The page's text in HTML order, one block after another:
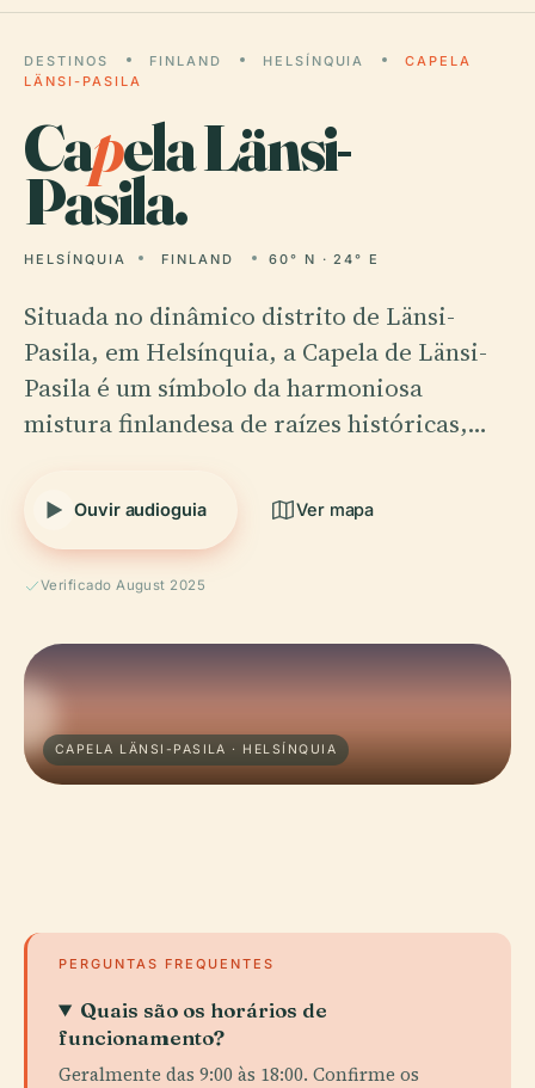
DESTINOS FINLAND HELSÍNQUIA
CAPELA
LÄNSI-PASILA
Capela Länsi-
Pasila.
HELSÍNQUIA FINLAND 60° N · 24° E
Situada no dinâmico distrito de Länsi-
Pasila, em Helsínquia, a Capela de Länsi-
Pasila é um símbolo da harmoniosa
mistura finlandesa de raízes históricas,…
Ouvir audioguia Ver mapa
Verificado August 2025
CAPELA LÄNSI-PASILA · HELSÍNQUIA
PERGUNTAS FREQUENTES
Quais são os horários de
funcionamento?
Geralmente das 9:00 às 18:00. Confirme os